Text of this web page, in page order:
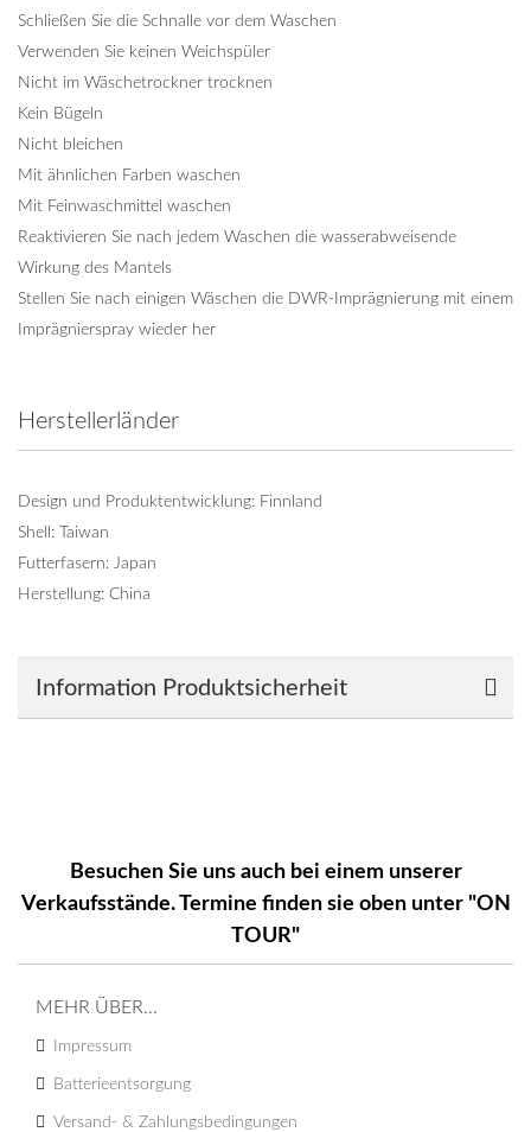
Schließen Sie die Schnalle vor dem Waschen
Verwenden Sie keinen Weichspüler
Nicht im Wäschetrockner trocknen
Kein Bügeln
Nicht bleichen
Mit ähnlichen Farben waschen
Mit Feinwaschmittel waschen
Reaktivieren Sie nach jedem Waschen die wasserabweisende
Wirkung des Mantels
Stellen Sie nach einigen Wäschen die DWR-Imprägnierung mit einem
Imprägnierspray wieder her
Herstellerländer
Design und Produktentwicklung: Finnland
Shell: Taiwan
Futterfasern: Japan
Herstellung: China
Information Produktsicherheit
Besuchen Sie uns auch bei einem unserer
Verkaufsstände. Termine finden sie oben unter "ON
TOUR"
MEHR ÜBER...
Impressum
Batterieentsorgung
Versand- & Zahlungsbedingungen